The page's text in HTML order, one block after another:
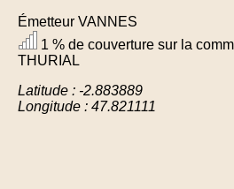
Émetteur VANNES
1 % de couverture sur la
THURIAL
Latitude : -2.883889
Longitude : 47.821111